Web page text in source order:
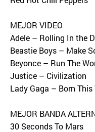
MEJOR VIDEO
Adele – Rolling In the
Beastie Boys – Make
Beyonce – Run The
Justice – Civilization
Lady Gaga – Born This
MEJOR BANDA
30 Seconds To Mars